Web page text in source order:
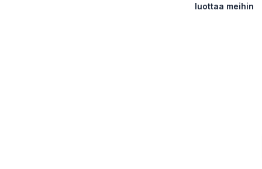
luottaa meihin